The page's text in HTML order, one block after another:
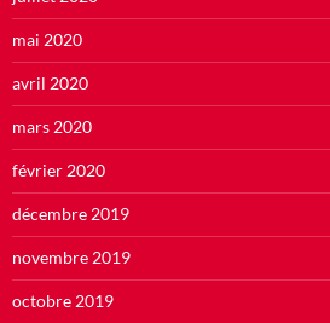
mai 2020
avril 2020
mars 2020
février 2020
décembre 2019
novembre 2019
octobre 2019